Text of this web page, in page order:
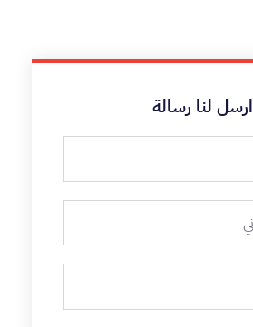
ارسل لنا رسالة